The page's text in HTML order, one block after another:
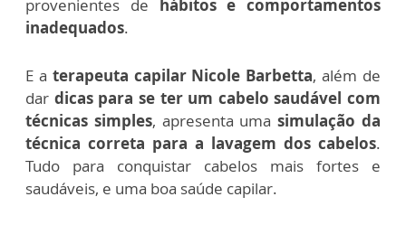
provenientes de hábitos e comportamentos
inadequados.
E a terapeuta capilar Nicole Barbetta, além de
dar dicas para se ter um cabelo saudável com
técnicas simples, apresenta umasimulação da
técnica correta para a lavagem dos cabelos.
Tudo para conquistar cabelos mais fortes e
saudáveis, e uma boa saúde capilar.